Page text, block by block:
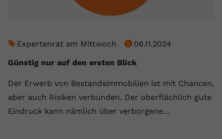
Expertenrat am Mittwoch
06.11.2024
Günstig nur auf den ersten Blick
Der Erwerb von Bestandsimmobilien ist mit Chancen,
aber auch Risiken verbunden. Der oberflächlich gute
Eindruck kann nämlich über verborgene…